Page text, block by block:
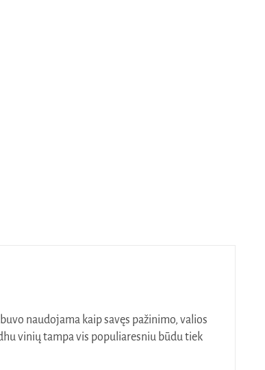
naudojama kaip savęs pažinimo, valios
vinių tampa vis populiaresniu būdu tiek